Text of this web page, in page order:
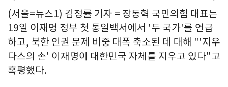
(서울=뉴스1) 김정률 기자 = 장동혁 국민의힘 대표는
19일 이재명 정부 첫 통일백서에서 '두 국가'를 언급
하고, 북한 인권 문제 비중 대폭 축소된 데 대해 "'지우
다스의 손' 이재명이 대한민국 자체를 지우고 있다"고
혹평했다.